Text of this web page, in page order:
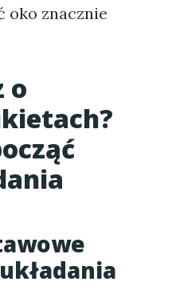
oko znacznie
o